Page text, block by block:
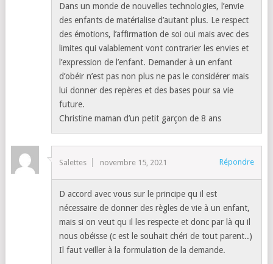
Dans un monde de nouvelles technologies, l’envie
des enfants de matérialise d’autant plus. Le respect
des émotions, l’affirmation de soi oui mais avec des
limites qui valablement vont contrarier les envies et
l’expression de l’enfant. Demander à un enfant
d’obéir n’est pas non plus ne pas le considérer mais
lui donner des repères et des bases pour sa vie
future.
Christine maman d’un petit garçon de 8 ans
Salettes novembre 15, 2021 Répondre
D accord avec vous sur le principe qu il est
nécessaire de donner des règles de vie à un enfant,
mais si on veut qu il les respecte et donc par là qu il
nous obéisse (c est le souhait chéri de tout parent..)
Il faut veiller à la formulation de la demande.